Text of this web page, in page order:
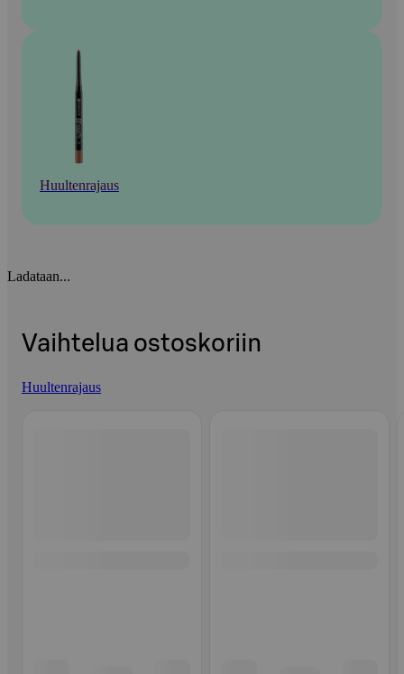
Huultenrajaus
Ladataan...
Vaihtelua ostoskoriin
Huultenrajaus